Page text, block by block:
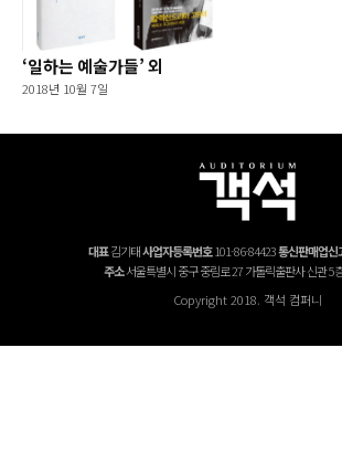
‘일하는 예술가들’ 외
2018년 10월 7일
대표김기태사업자등록번호101-86-84423통신판매업신
주소서울특별시 중구 중림로 27 가톨릭출판사 신관 5
Copyright 2018. 객석 컴퍼니